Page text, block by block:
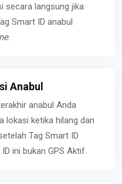
secara langsung jika
Smart ID anabul
.
Anabul
anabul Anda
lokasi ketika hilang dan
Tag Smart ID
ini bukan GPS Aktif.